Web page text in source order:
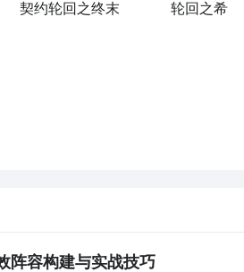
契约轮回之终末 轮回之希
阵容构建与实战技巧